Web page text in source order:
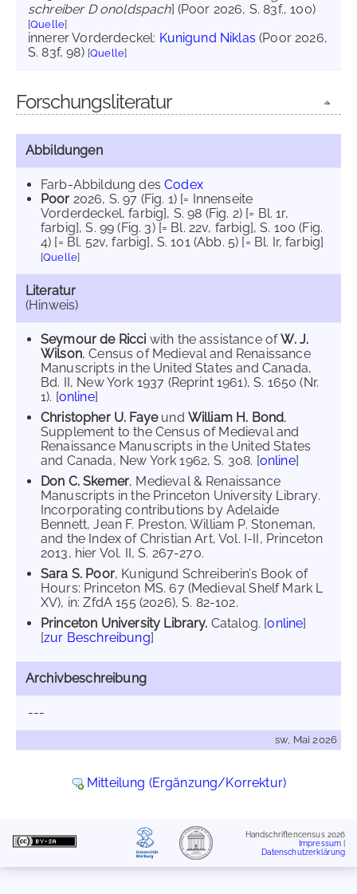
schreiber D onoldspach] (Poor 2026, S. 83f., 100)
[Quelle]
innerer Vorderdeckel: Kunigund Niklas (Poor 2026,
S. 83f, 98) [Quelle]
Forschungsliteratur
Abbildungen
Farb-Abbildung desCodex
Poor 2026, S. 97 (Fig. 1) [= Innenseite
Vorderdeckel, farbig], S. 98 (Fig. 2) [= Bl. 1r,
farbig], S. 99 (Fig. 3) [= Bl. 22v, farbig], S. 100 (Fig.
4) [= Bl. 52v, farbig], S. 101 (Abb. 5) [= Bl. Ir, farbig]
[Quelle]
Literatur
(Hinweis)
Seymour de Ricci with the assistance ofW. J.
Wilson, Census of Medieval and Renaissance
Manuscripts in the United States and Canada,
Bd. II, New York 1937 (Reprint 1961), S. 1650 (Nr.
1). [online]
Christopher U. Fayeund William H. Bond,
Supplement to the Census of Medieval and
Renaissance Manuscripts in the United States
and Canada, New York 1962, S. 308. [online]
Don C. Skemer, Medieval & Renaissance
Manuscripts in the Princeton University Library.
Incorporating contributions by Adelaide
Bennett, Jean F. Preston, William P. Stoneman,
and the Index of Christian Art, Vol. I-II, Princeton
2013, hier Vol. II, S. 267-270.
Sara S. Poor, Kunigund Schreiberin’s Book of
Hours: Princeton MS. 67 (Medieval Shelf Mark L
XV), in: ZfdA 155 (2026), S. 82-102.
Princeton University Library. Catalog. [online]
[zur Beschreibung]
Archivbeschreibung
---
sw, Mai 2026
Mitteilung (Ergänzung/Korrektur)
Handschriftencensus 2026
Impressum
Datenschutzerklärung